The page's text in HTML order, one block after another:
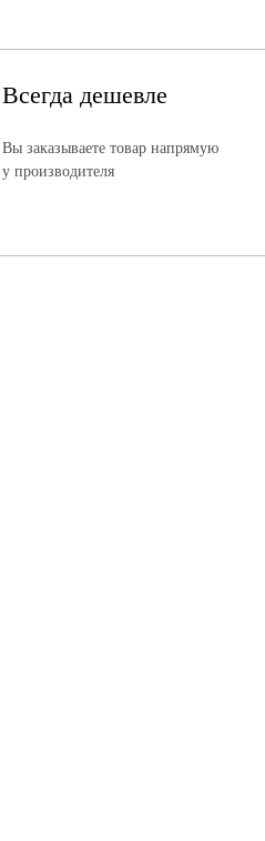
Всегда дешевле
Вы заказываете товар напрямую
у производителя